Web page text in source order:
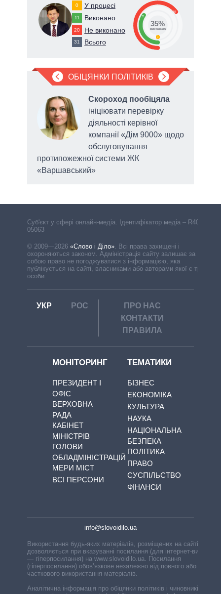
0 У процесі
11 Виконано
20 Не виконано
31 Всього
65
35
0
35%
виконано
ОБІЦЯНКИ ПОЛІТИКІВ
Скороход пообіцяла
ініціювати перевірку
діяльності керівної
компанії «Дім 9000» щодо
обслуговування
протипожежної системи ЖК
«Варшавський»
Cуб'єкт у сфері онлайн-медіа. Ідентифікатор медіа – R40-
05063
© 2009—2026 «Слово і Діло». Всі права захищені і
охороняються законом. Адміністрація сайту залишає за
собою право не погоджуватися з інформацією, яка
публікується на сайті, власниками або авторами якої є треті
особи.
УКР РОС
ПРО НАС
КОНТАКТИ
ПРАВИЛА
МОНІТОРИНГ
ПРЕЗИДЕНТ І
ОФІС
ВЕРХОВНА
РАДА
КАБІНЕТ
МІНІСТРІВ
ГОЛОВИ
ОБЛАДМІНІСТРАЦІЙ
МЕРИ МІСТ
ВСІ ПЕРСОНИ
ТЕМАТИКИ
БІЗНЕС
ЕКОНОМІКА
КУЛЬТУРА
НАУКА
НАЦІОНАЛЬНА
БЕЗПЕКА
ПОЛІТИКА
ПРАВО
СУСПІЛЬСТВО
ФІНАНСИ
info@slovoidilo.ua
Використання будь-яких матеріалів, розміщених на сайті,
дозволяється при вказуванні посилання (для інтернет-видань
— гіперпосилання) на www.slovoidilo.ua. Посилання
(гіперпосилання) обов’язкове незалежно від повного або
часткового використання матеріалів.
Аналітична інформація про обіцянки політиків і чиновників,